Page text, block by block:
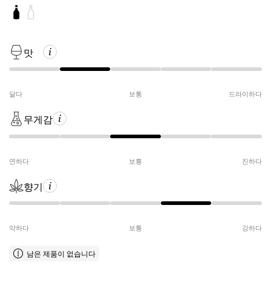
맛
달다 보통 드라이하다
무게감
연하다 보통 진하다
향기
약하다 보통 강하다
남은 제품이 없습니다